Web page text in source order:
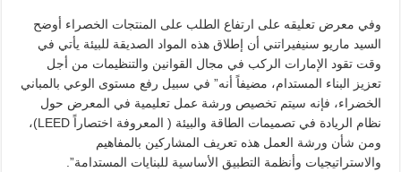
وفي معرض تعليقه على ارتفاع الطلب على المنتجات الخصراء أوضح
السيد ماريو سنيفيراتني أن إطلاق هذه المواد الصديقة للبيئة يأتي في
وقت تقود الإمارات الركب في مجال القوانين والتنظيمات من أجل
تعزيز البناء المستدام، مضيفاً أنه” في سبيل رفع مستوى الوعي بالمباني
الخضراء، فإنه سيتم تخصيص ورشة عمل تعليمية في المعرض حول
نظام الريادة في تصميمات الطاقة والبيئة ( المعروفة اختصاراً LEED)،
ومن شأن ورشة العمل هذه تعريف المشاركين بالمفاهيم
والاستراتيجيات وأنظمة التطبيق الأساسية للبنايات المستدامة”.